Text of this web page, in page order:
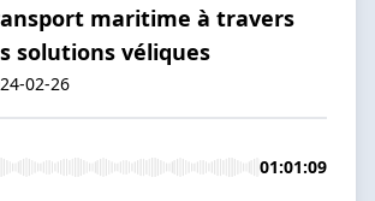
maritime à travers
solutions véliques
02-26
01:01:09